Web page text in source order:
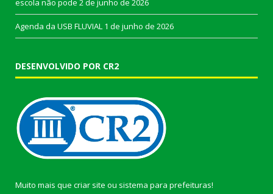
escola não pode 2 de junho de 2026
Agenda da USB FLUVIAL 1 de junho de 2026
DESENVOLVIDO POR CR2
Muito mais que criar site ou sistema para prefeituras!